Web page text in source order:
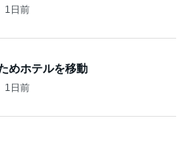
1日前
めホテルを移動
1日前